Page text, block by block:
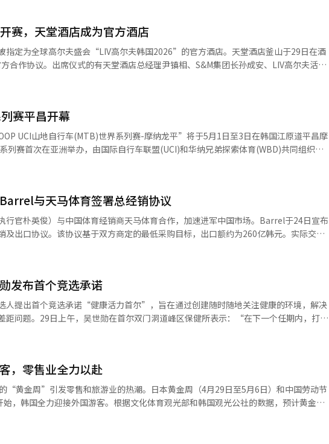
于大型语言模型分析语音意图和上下文，支持多重命令执行、位置识别、网络搜索等
的地周边信息并重新规划路线。例如，用户可以说：“Gleo，关闭空调，把氛围灯调成
统将理解并依次执行这些命令。此外，通过网络搜索提供天气、生活信息、体育比赛
车内功能控制和信息搜索范围的扩大，外部服务的整合结构也在扩展。应用生态系统
在车辆出厂后添加外部开发者的应用，初期提供音乐、视频、导航服务。用户可在车
地图下载，提高数据处理效率。模块化界面允许用户自定义屏幕布局。现代汽车集团计
中首次应用Pleos Connect，并计划扩展至全球市场，目标到2030年应用于约2000万
士表示：“我们将从国内开始，逐步在全球销售的现代、起亚、Genesis车辆中应用
体系的转型。”
赛，天堂酒店成为官方酒店
指定为全球高尔夫盛会“LIV高尔夫韩国2026”的官方酒店。天堂酒店釜山于29日在酒
合作协议。出席仪式的有天堂酒店总经理尹镇相、S&M集团长孙成安、LIV高尔夫活动
夫俱乐部代表马丁·金。LIV高尔夫去年在仁川举办了首场韩国比赛，今年的比赛将
间为选手、家属和相关人员提供住宿，并在赛场内提供餐饮服务。此外，还将在亚细
专属展位，举办体验活动。LIV高尔夫的娱乐元素预计将为釜山旅游业注入活力。5月30
DJ兼制作人Peggy Gou领衔的音乐会。此前在阿德莱德和南非的比赛分别吸引了超过
将吸引大量国内外观众。今年的门票销售速度快于去年，显示出良好的市场反响。天堂
育领域，提供广泛的文化体验。此前，酒店与高端品牌“Viewori”合作推出了以海云
为地区代表性酒店企业，扩大包括体育在内的文化内容享受机会。”※ 本报道经人工智
赛平昌开幕
UCI山地自行车(MTB)世界系列赛-摩纳龙平”将于5月1日至3日在韩国江原道平昌摩
列赛首次在亚洲举办，由国际自行车联盟(UCI)和华纳兄弟探索体育(WBD)共同组织。
美国、加拿大、法国、英国、瑞士等40多个国家的1000多名选手和相关人员抵达韩
项目包括许胜秀、千成勋、罗德镇等，DHI项目则有朴钟允、裴俊浩、李振亨等。比
准备就绪。DHI赛道全长1.86公里，结合陡坡和岩石地形，符合国际标准。XCO赛道则
障碍物。全球转播网络和媒体基础设施也在最后检查中，比赛将通过Eurosport、TNT
以及韩国KBSN体育进行直播。组委会还为预计到访的1.5万名观众进行了全面彩排和
表示：“从选手入境到场地、转播、交通和安全运营，一切准备工作都在按计划顺利进
辑。
与天马体育签署总经销协议
行官朴英俊）与中国体育经销商天马体育合作，加速进军中国市场。Barrel于24日宣布
及出口协议。该协议基于双方商定的最低采购目标，出口额约为260亿韩元。实际交付
步确定，双方计划在合同期内逐步扩大交易规模。天马体育是中国大型体育经销商，运
线上分销和本地营销基础设施，提高品牌在中国的知名度。此次协议标志着Barrel在
有的中国法人运营模式转向以本地合作伙伴为基础的总经销结构，以降低固定成本和库
扩展性。Barrel将在中国市场优先推行“数字优先”战略，考虑到中国市场线上消费比
东等核心电商平台为中心扩大分销渠道，随后逐步开设线下门店。Barrel计划今年扩大
起将在上海、北京等主要城市的核心商圈逐步开设独立门店，扩大线下零售接触点。此
，强化针对中国消费者的产品线。特别是针对被视为中国核心消费群体的90后和00后，
的运动休闲及生活方式产品，并加强反映本地消费者喜好和生活方式的SMU产品系
次合作是重组中国业务结构以提高盈利能力和扩展性的契机。我们将通过数字和线下
独特的水上运动风格，确保中长期增长动力。”此外，Barrel将全球水上运动平台转
力于业务组合多元化。最近，Barrel还通过间接投资全球航天公司SpaceX，加快未来
发布首个竞选承诺
人提出首个竞选承诺“健康活力首尔”，旨在通过创建随时随地关注健康的环境，解决
距问题。29日上午，吴世勋在首尔双门洞道峰区保健所表示：“在下一个任期内，打造
别市首尔是最重要的政策。”他计划将首尔市的健康管理平台“手腕医生9988”升级为
100个，而在汝矣岛、德寿宫、光化门等地铁站运营的“乐趣站”将从6个增加到25
大幅增加。计划到2030年在福利馆、图书馆等公共设施中新增120个“社区活力中
设立一个“老人游乐场”以帮助预防痴呆。吴世勋强调：“收入和资产导致的健康差距
”他选择在江北发布首个承诺，表示“贫富差距或收入差距不应转化为健康差距”。他
来说，最重要的是健康。我们将进一步推进五年前开始的首尔健康城市项目，全面实
，零售业全力以赴
“黄金周”引发零售和旅游业的热潮。日本黄金周（4月29日至5月6日）和中国劳动节
，韩国全力迎接外国游客。根据文化体育观光部和韩国观光公社的数据，预计黄金周
至9万，中国游客将达10万至11万。今年第一季度，日本和中国的访韩游客分别达到